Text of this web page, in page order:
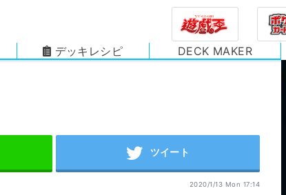
デッキレシピ DECK MAKER
2020/1/13 Mon 17:14